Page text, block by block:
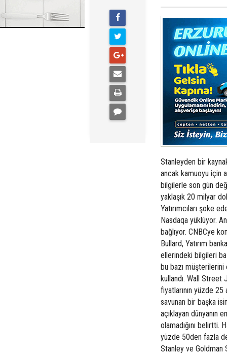
Stanleyden bir
ancak kamuoyu için
bilgilerle son gün
yaklaşık 20 milyar
Yatırımcıları şoke
Nasdaqa yüklüyor.
bağlıyor. CNBCye
Bullard, Yatırım
ellerindeki bilgileri
bu bazı müşterilerini
kullandı. Wall
fiyatlarının yüzde 25
savunan bir başka
açıklayan dünyanın
olamadığını belirtti.
yüzde 50den fazla
Stanley ve Goldman